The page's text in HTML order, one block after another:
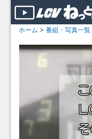
ホーム > 番組・写真一覧